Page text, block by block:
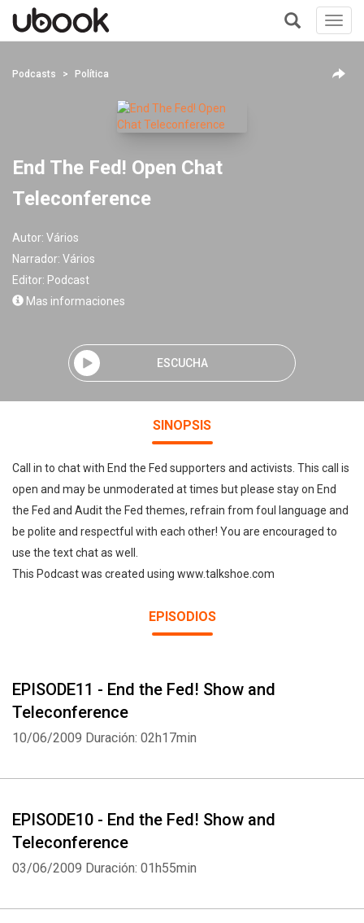
+
Podcasts Política
End The Fed! Open Chat
Teleconference
Autor: Vários
Narrador: Vários
Editor: Podcast
Mas informaciones
ESCUCHA
SINOPSIS
Call in to chat with End the Fed supporters and activists. This call is
open and may be unmoderated at times but please stay on End
the Fed and Audit the Fed themes, refrain from foul language and
be polite and respectful with each other! You are encouraged to
use the text chat as well.
This Podcast was created using www.talkshoe.com
EPISODIOS
EPISODE11 - End the Fed! Show and
Teleconference
10/06/2009 Duración: 02h17min
EPISODE10 - End the Fed! Show and
Teleconference
03/06/2009 Duración: 01h55min